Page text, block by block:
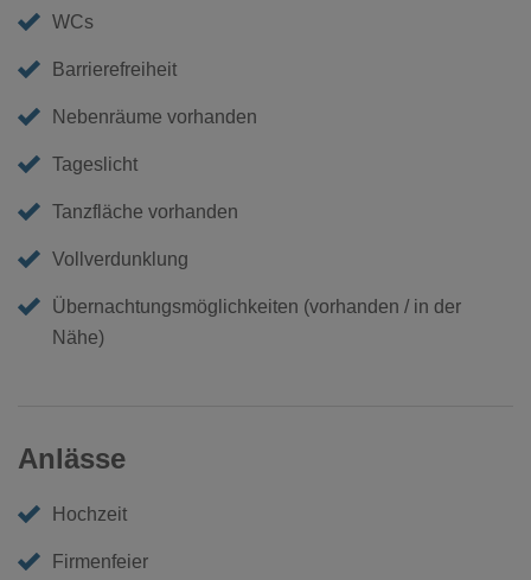
WCs
Barrierefreiheit
Nebenräume vorhanden
Tageslicht
Tanzfläche vorhanden
Vollverdunklung
Übernachtungsmöglichkeiten (vorhanden / in der
Nähe)
Anlässe
Hochzeit
Firmenfeier